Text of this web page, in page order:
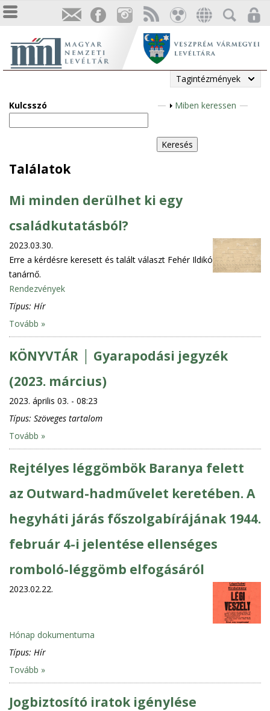
Tagintézmények
Kulcsszó
M
g
j
n
s
Miben keressen
Találatok
Mi minden derülhet ki egy
családkutatásból?
2023.03.30.
Erre a kérdésre keresett és talált választ Fehér Ildikó
tanárnő.
Rendezvények
Típus: Hír
Tovább »
KÖNYVTÁR │ Gyarapodási jegyzék
(2023. március)
2023. április 03. - 08:23
Típus: Szöveges tartalom
Tovább »
Rejtélyes léggömbök Baranya felett
az Outward-hadművelet keretében. A
hegyháti járás főszolgabírájának 1944.
február 4-i jelentése ellenséges
romboló-léggömb elfogásáról
2023.02.22.
Hónap dokumentuma
Típus: Hír
Tovább »
Jogbiztosító iratok igénylése